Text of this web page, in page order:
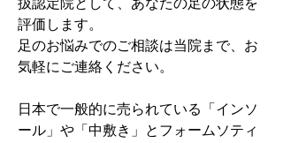
扱認定院として、あなたの足の状態を
評価します。
足のお悩みでのご相談は当院まで、お
気軽にご連絡ください。
日本で一般的に売られている「インソ
ール」や「中敷き」とフォームソティ